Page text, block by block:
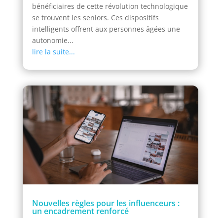
bénéficiaires de cette révolution technologique
se trouvent les seniors. Ces dispositifs
intelligents offrent aux personnes âgées une
autonomie...
lire la suite...
Nouvelles règles pour les influenceurs :
un encadrement renforcé